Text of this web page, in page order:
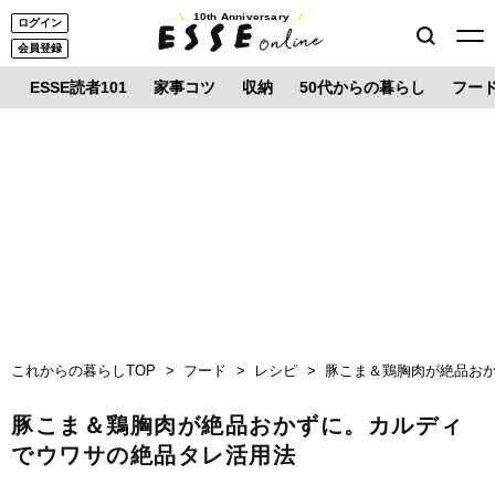
ログイン
会員登録
10th Anniversary
ESSE読者101 家事コツ 収納 50代からの暮らし フー
これからの暮らしTOP フード レシピ 豚こま＆鶏胸肉が絶品お
豚こま＆鶏胸肉が絶品おかずに。カルディ
でウワサの絶品タレ活用法